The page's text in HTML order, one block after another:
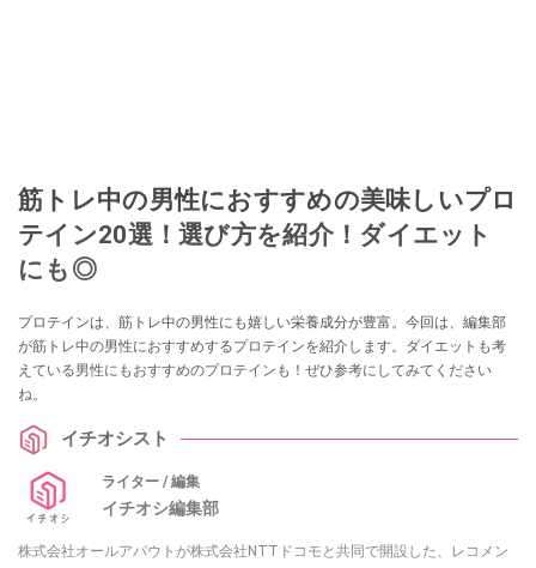
筋トレ中の男性におすすめの美味しいプロ
テイン20選！選び方を紹介！ダイエット
にも◎
プロテインは、筋トレ中の男性にも嬉しい栄養成分が豊富。今回は、編集部
が筋トレ中の男性におすすめするプロテインを紹介します。ダイエットも考
えている男性にもおすすめのプロテインも！ぜひ参考にしてみてください
ね。
イチオシスト
ライター / 編集
イチオシ編集部
株式会社オールアバウトが株式会社NTTドコモと共同で開設した、レコメン